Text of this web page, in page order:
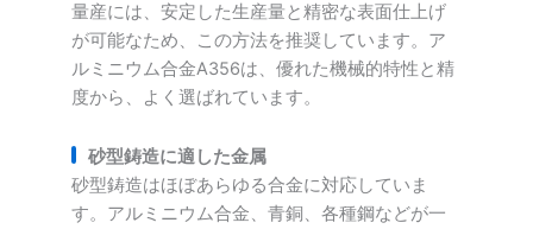
量産には、安定した生産量と精密な表面仕上げ
が可能なため、この方法を推奨しています。ア
ルミニウム合金A356は、優れた機械的特性と精
度から、よく選ばれています。
砂型鋳造に適した金属
砂型鋳造はほぼあらゆる合金に対応していま
す。アルミニウム合金、青銅、各種鋼などが一